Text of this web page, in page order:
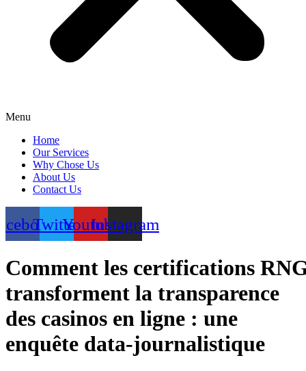
Menu
Home
Our Services
Why Chose Us
About Us
Contact Us
TwitterYoutubeInstagram
Comment les certifications
transforment la transparence
des casinos en ligne : une
enquête data‑journalistique